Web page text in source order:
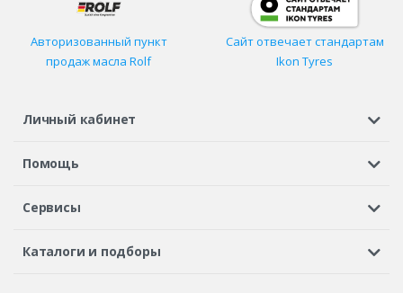
Авторизованный пункт
продаж масла Rolf
Сайт отвечает стандартам
Ikon Tyres
Личный кабинет
Регистрация или вход
Помощь
Шины в кредит
Сервисы
Автосервисы
Бонусная программа
Каталоги и подборы